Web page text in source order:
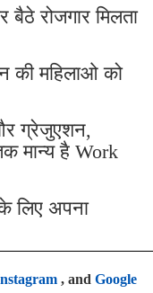
रोजगार मिलता
की महिलाओ को
ग्रेजुएशन,
मान्य है Work
लिए अपना
, and Google